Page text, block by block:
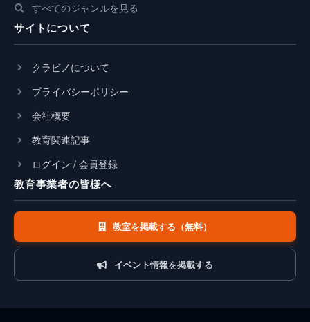
すべてのジャンルを見る
サイトについて
クラビノについて
プライバシーポリシー
会社概要
教育関連記事
ログイン / 会員登録
教育事業者の皆様へ
教室を掲載する（無料）
イベント情報を掲載する